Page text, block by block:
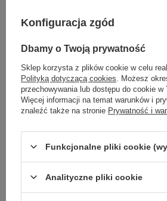
sposób prania : pranie w pralce w 30°C
Kod produktu
CLM-KMPL-1282.37
Marka
CALIMERA
typ produktu
bluza+spodnie
dominujący
gładki
materiał
bawełna
Konfiguracja zgód
Dbamy o Twoją prywatność
Sklep korzysta z plików cookie w celu
Polityką dotyczącą cookies . Możesz
przechowywania lub dostępu do cookie w
Więcej informacji na temat warunków i
znaleźć także na stronie Prywatność i
Funkcjonalne pliki cookie
Analityczne pliki cookie